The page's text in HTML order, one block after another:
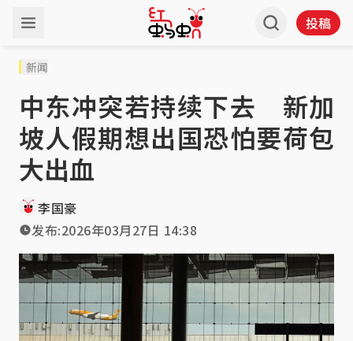
投稿
新闻
中东冲突若持续下去 新加
坡人假期想出国恐怕要荷包
大出血
李国豪
发布:2026年03月27日 14:38